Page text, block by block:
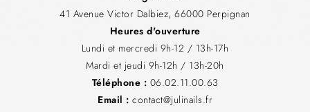
41 Avenue Victor Dalbiez, 66000 Perpignan
Heures d'ouverture
Lundi et mercredi 9h-12 / 13h-17h
Mardi et jeudi 9h-12h / 13h-20h
Téléphone : 06.02.11.00.63
Email : contact@julinails.fr